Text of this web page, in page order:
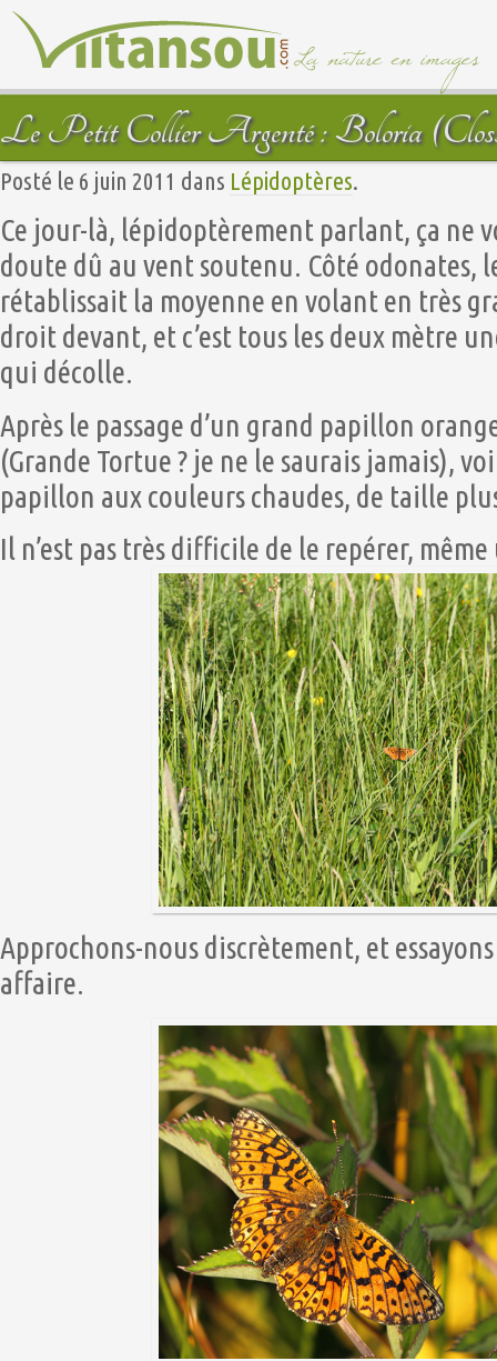
Le Petit Collier Argenté : Boloria
Posté le 6 juin 2011 dans Lépidoptères.
Ce jour-là, lépidoptèrement parlant, ça ne
doute dû au vent soutenu. Côté odonates,
rétablissait la moyenne en volant en très
droit devant, et c’est tous les deux mètre
qui décolle.
Après le passage d’un grand papillon
(Grande Tortue ? je ne le saurais jamais),
papillon aux couleurs chaudes, de taille
Il n’est pas très difficile de le repérer,
Approchons-nous discrètement, et
affaire.